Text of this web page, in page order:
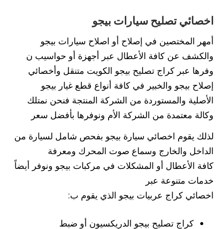
اخصائي تصليح سيارات بيجو
أمهر المختصين في إصلاح أو اصلاح سيارات بيجو
والكشف عن كافة الأعطال عبر أجهزة أو حواسيب ن
وفرها عبر كراج تصليح بيجو الكويت متنقل وأخصائي
إصلاح بيجو والخبير في كافة أنواع قطع غيار بيجو
الأصلية والمستوردة من الشركة المنتجة فنحن نمتلك
وكالة معتمدة من الشركة الأم ونوفرها بأفضل سعر
لذلك يقوم اخصائي سيارة بيجو بفحص شامل لسيارة من
الداخل والخارج وسماع صوت المحرك ومعرفة
كافة الأعطال أو المشكلات في مركبات بيجو ونوفر أيضاً
خدمات متنوعة عبر
اخصائي كراج عربيات بيجو الذي يقوم ب:
كراج تصليح بيجو الدريكسيون أو ضبط